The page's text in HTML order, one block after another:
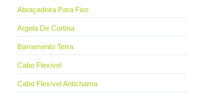
Abraçadeira Para Fios
Argola De Cortina
Barramento Terra
Cabo Flexível
Cabo Flexível Antichama